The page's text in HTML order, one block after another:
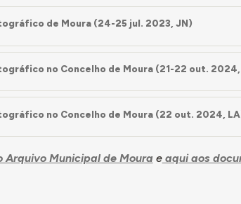
de Moura (24-25 jul. 2023, JN)
no Concelho de Moura (21-22 out. 2024,
no Concelho de Moura (22 out. 2024,
Arquivo Municipal de Mouraeaqui aos